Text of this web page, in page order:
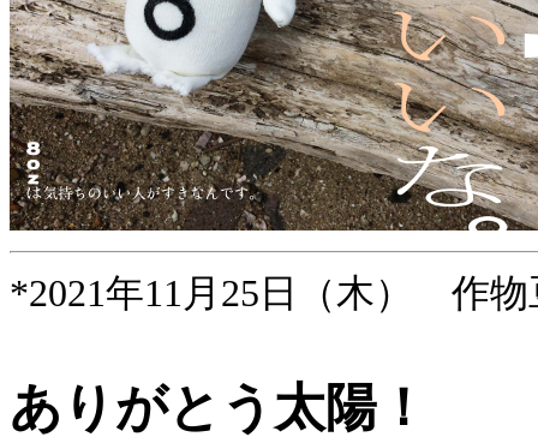
*2021年11月25日（木） 作物
ありがとう太陽！